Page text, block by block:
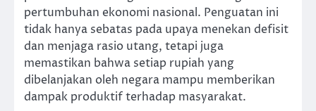
pertumbuhan ekonomi nasional. Penguatan ini
tidak hanya sebatas pada upaya menekan defisit
dan menjaga rasio utang, tetapi juga
memastikan bahwa setiap rupiah yang
dibelanjakan oleh negara mampu memberikan
dampak produktif terhadap masyarakat.